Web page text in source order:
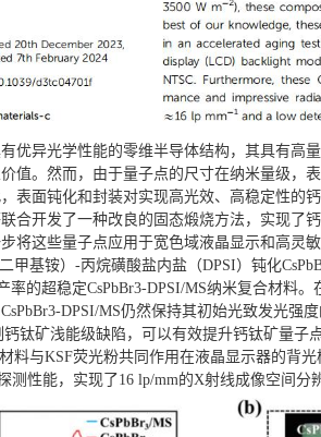
优异光学性能的零维半导体结构，其具有高
值。然而，由于量子点的尺寸在纳米量级，
表面钝化和封装对实现高光效、高稳定性的
合开发了一种改良的固态煅烧方法，实现了
将这些量子点应用于宽色域液晶显示和高灵敏
甲基铵）-丙烷磺酸盐内盐（DPSI）钝化
率的超稳定CsPbBr3-DPSI/MS纳米复合材料
DPSI/MS仍然保持其初始光致发光
钛矿浅能级缺陷，可以有效提升钙钛矿量子
料与KSF荧光粉共同作用在液晶显示器的背
测性能，实现了16 lp/mm的X射线成像空间分